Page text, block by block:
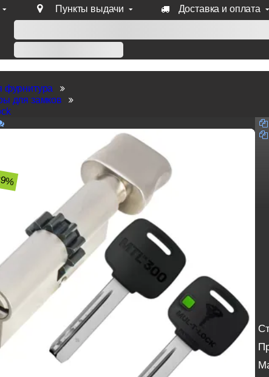
Пункты выдачи Доставка и оплата
руб продукции Venezia, Fratelli, Tupai, Extreza, Melodia,
фурнитура
для замков